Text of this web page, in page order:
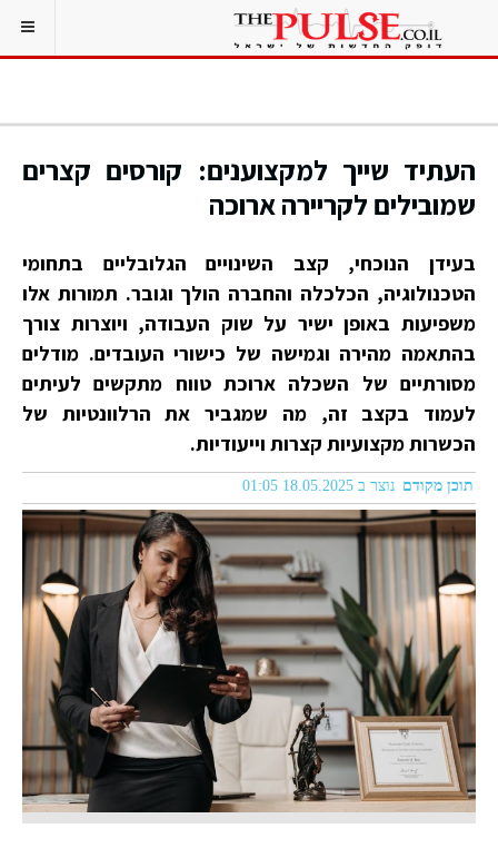
העתיד שייך למקצוענים: קורסים קצרים
שמובילים לקריירה ארוכה
בעידן הנוכחי, קצב השינויים הגלובליים בתחומי
הטכנולוגיה, הכלכלה והחברה הולך וגובר. תמורות אלו
משפיעות באופן ישיר על שוק העבודה, ויוצרות צורך
בהתאמה מהירה וגמישה של כישורי העובדים. מודלים
מסורתיים של השכלה ארוכת טווח מתקשים לעיתים
לעמוד בקצב זה, מה שמגביר את הרלוונטיות של
הכשרות מקצועיות קצרות וייעודיות.
תוכן מקודם נוצר ב 18.05.2025 01:05